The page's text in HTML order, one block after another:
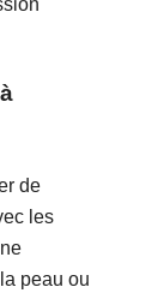
de
les
peau ou